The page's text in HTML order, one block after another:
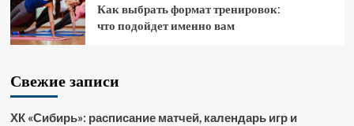
Как выбрать формат тренировок:
что подойдет именно вам
Свежие записи
ХК «Сибирь»: расписание матчей, календарь игр и